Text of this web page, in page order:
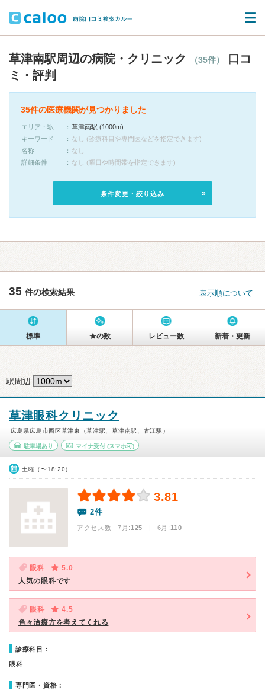
草津南駅周辺の病院・クリニック （35件）
口コ
ミ・評判
35件の医療機関が見つかりました
エリア・駅
草津南駅 (1000m)
キーワード
なし (診療科目や専門医などを指定できます)
名称
なし
詳細条件
なし (曜日や時間帯を指定できます)
条件変更・絞り込み
35 件の検索結果 表示順について
標準 ★の数 レビュー数 新着・更新
駅周辺
草津眼科クリニック
広島県広島市西区草津東（草津駅、草津南駅、古江駅）
駐車場あり マイナ受付(スマホ可)
土曜（〜18:20）
3.81
2件
アクセス数 7月:125 | 6月:110
眼科
5.0
人気の眼科です
眼科
4.5
色々治療方を考えてくれる
診療科目：
眼科
専門医・資格：